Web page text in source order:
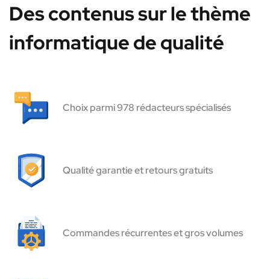
Des contenus sur le thème
informatique de qualité
Choix parmi 978 rédacteurs spécialisés
Qualité garantie et retours gratuits
Commandes récurrentes et gros volumes